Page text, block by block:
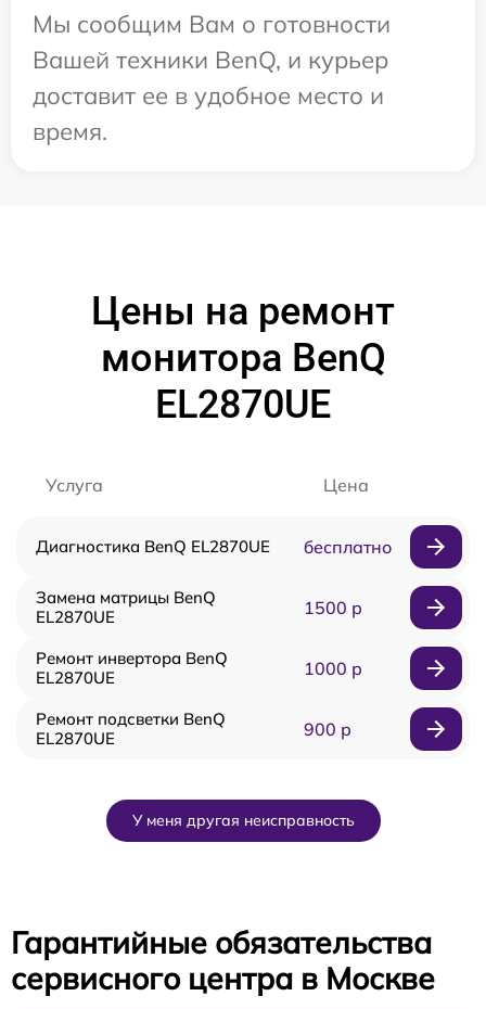
Мы сообщим Вам о готовности
Вашей техники BenQ, и курьер
доставит ее в удобное место и
время.
Цены на ремонт
монитора BenQ
EL2870UE
Услуга Цена
Диагностика BenQ EL2870UE бесплатно
Замена матрицы BenQ
EL2870UE
1500 р
Ремонт инвертора BenQ
EL2870UE
1000 р
Ремонт подсветки BenQ
EL2870UE
900 р
У меня другая неисправность
Гарантийные обязательства
сервисного центра в Москве